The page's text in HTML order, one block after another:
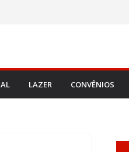
LAZER CONVÊNIOS